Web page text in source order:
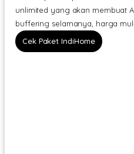
unlimited yang akan membuat
buffering selamanya, harga
Cek Paket IndiHome